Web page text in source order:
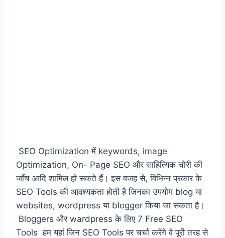
SEO Optimization में keywords, image
Optimization, On- Page SEO और साहित्यिक चोरी की
जाँच आदि शामिल हो सकते हैं। इस वजह से, विभिन्न प्रकार के
SEO Tools की आवश्यकता होती है जिनका उपयोग blog या
websites, wordpress या blogger किया जा सकता है।
Bloggers और wardpress के लिए 7 Free SEO
Tools हम यहां जिन SEO Tools पर चर्चा करेंगे वे पूरी तरह से